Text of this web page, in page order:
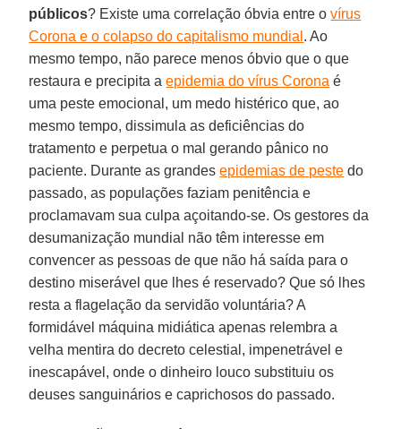
públicos? Existe uma correlação óbvia entre ovírus
Corona e o colapso do capitalismo mundial . Ao
mesmo tempo, não parece menos óbvio que o que
restaura e precipita aepidemia do vírus Corona é
uma peste emocional, um medo histérico que, ao
mesmo tempo, dissimula as deficiências do
tratamento e perpetua o mal gerando pânico no
paciente. Durante as grandesepidemias de peste do
passado, as populações faziam penitência e
proclamavam sua culpa açoitando-se. Os gestores da
desumanização mundial não têm interesse em
convencer as pessoas de que não há saída para o
destino miserável que lhes é reservado? Que só lhes
resta a flagelação da servidão voluntária? A
formidável máquina midiática apenas relembra a
velha mentira do decreto celestial, impenetrável e
inescapável, onde o dinheiro louco substituiu os
deuses sanguinários e caprichosos do passado.